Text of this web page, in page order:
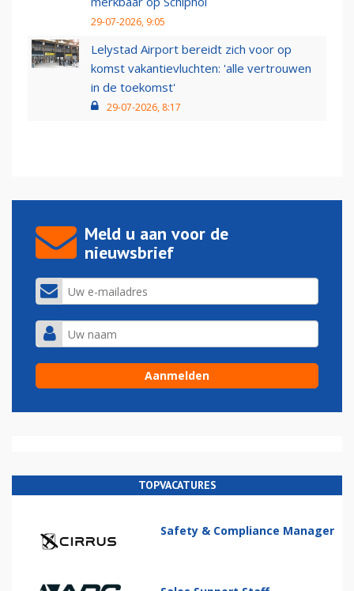
29-07-2026, 9:05
Lelystad Airport bereidt zich voor op
komst vakantievluchten: 'alle vertrouwen
in de toekomst'
29-07-2026, 8:17
Meld u aan voor de
nieuwsbrief
TOPVACATURES
Safety & Compliance Manager